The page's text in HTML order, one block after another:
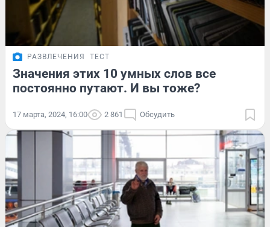
РАЗВЛЕЧЕНИЯ ТЕСТ
Значения этих 10 умных слов все
постоянно путают. И вы тоже?
17 марта, 2024, 16:00 2 861 Обсудить